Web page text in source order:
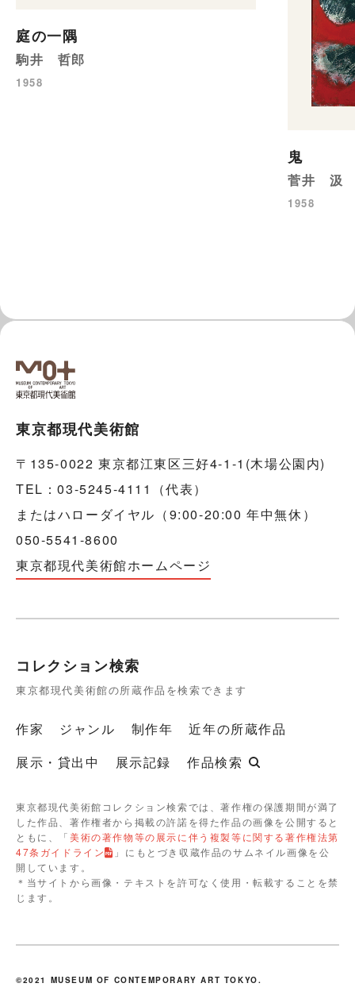
庭の一隅
駒井 哲郎
1958
鬼
菅井 汲
1958
東京都現代美術館
〒135-0022 東京都江東区三好4-1-1(木場公園内)
TEL：03-5245-4111（代表）
またはハローダイヤル（9:00-20:00 年中無休）
050-5541-8600
東京都現代美術館ホームページ
コレクション検索
東京都現代美術館の所蔵作品を検索できます
作家 ジャンル 制作年
近年の所蔵作品
展示・貸出中
展示記録 作品検索
東京都現代美術館コレクション検索では、著作権の保護期間が満了
した作品、著作権者から掲載の許諾を得た作品の画像を公開すると
ともに、「美術の著作物等の展示に伴う複製等に関する著作権法第
47条ガイドライン
」にもとづき収蔵作品のサムネイル画像を公
開しています。
＊当サイトから画像・テキストを許可なく使用・転載することを禁
じます。
©2021 MUSEUM OF CONTEMPORARY ART TOKYO.